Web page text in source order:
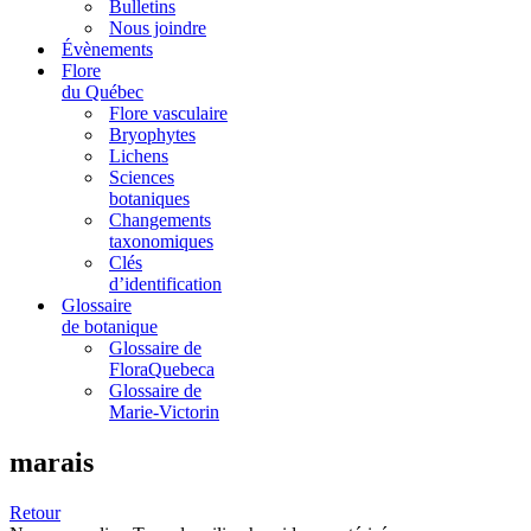
Bulletins
Nous joindre
Évènements
Flore
du Québec
Flore vasculaire
Bryophytes
Lichens
Sciences
botaniques
Changements
taxonomiques
Clés
d’identification
Glossaire
de botanique
Glossaire de
FloraQuebeca
Glossaire de
Marie-Victorin
marais
Retour